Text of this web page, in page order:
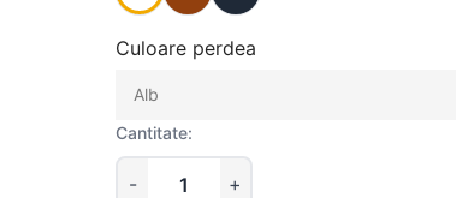
Culoare perdea
Cantitate: